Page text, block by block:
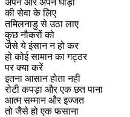
की सेवा के लिए
तमिलनाडु से उठा लाए
कुछ नौकरों को
जैसे ये इंसान न हो कर
हो कोई सामान का गट्ठर
पर क्या करें
इतना आसान होता नही
रोटी कपड़ा और एक छत पाना
आत्म सम्मान और इज्जत
तो जैसे हो एक फसाना